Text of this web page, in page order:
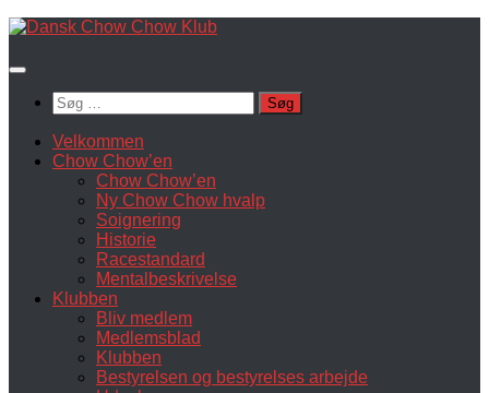
Skip
content
Søg
efter:
Velkommen
Chow Chow’en
Chow Chow’en
Ny Chow Chow hvalp
Soignering
Historie
Racestandard
Mentalbeskrivelse
Klubben
Bliv medlem
Medlemsblad
Klubben
Bestyrelsen og bestyrelses arbejde